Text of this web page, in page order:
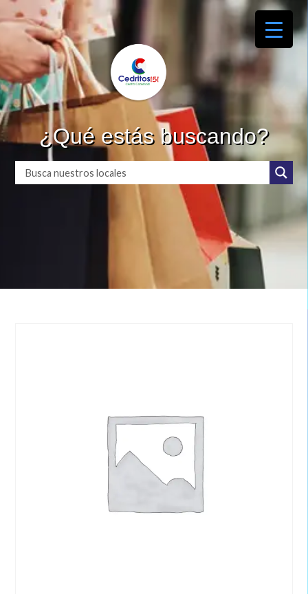
¿Qué estás buscando?